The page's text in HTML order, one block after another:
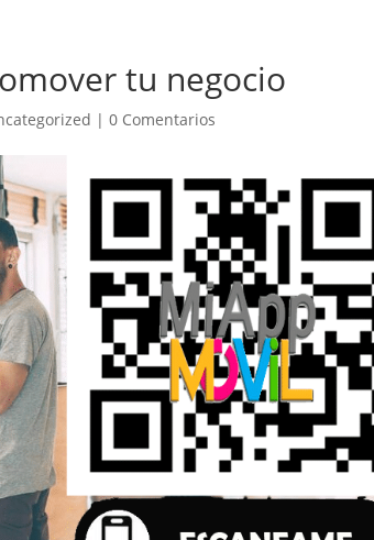
tu negocio
|0 Comentarios